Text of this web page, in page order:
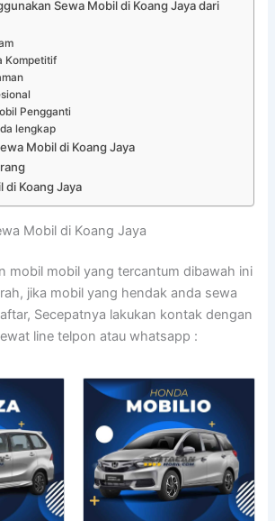
Sewa Mobil di Koang Jaya dari
Kompetitif
Pengganti
lengkap
Mobil di Koang Jaya
di Koang Jaya
Mobil di Koang Jaya
mobil mobil yang tercantum dibawah ini
jika mobil yang hendak anda sewa
Secepatnya lakukan kontak dengan
line telpon atau whatsapp :